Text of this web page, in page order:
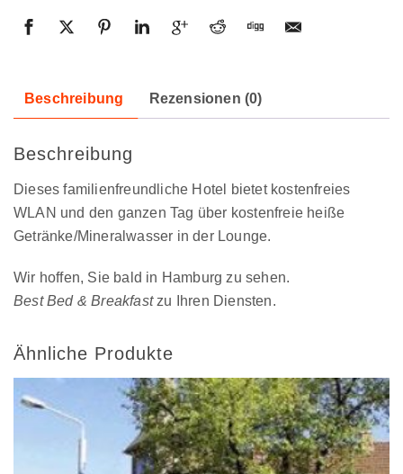
Beschreibung Rezensionen (0)
Beschreibung
Dieses familienfreundliche Hotel bietet kostenfreies
WLAN und den ganzen Tag über kostenfreie heiße
Getränke/Mineralwasser in der Lounge.
Wir hoffen, Sie bald in Hamburg zu sehen.
Best Bed & Breakfastzu Ihren Diensten.
Ähnliche Produkte